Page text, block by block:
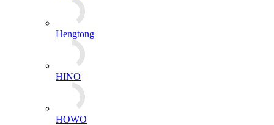
Hengtong
HINO
HOWO